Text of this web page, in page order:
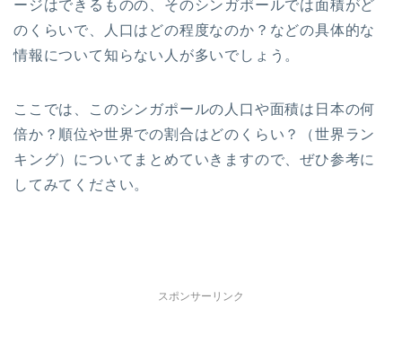
ージはできるものの、そのシンガポールでは面積がど
のくらいで、人口はどの程度なのか？などの具体的な
情報について知らない人が多いでしょう。
ここでは、このシンガポールの人口や面積は日本の何
倍か？順位や世界での割合はどのくらい？（世界ラン
キング）についてまとめていきますので、ぜひ参考に
してみてください。
スポンサーリンク